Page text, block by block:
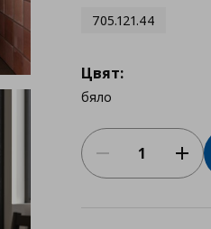
705.121.44
Цвят:
бяло